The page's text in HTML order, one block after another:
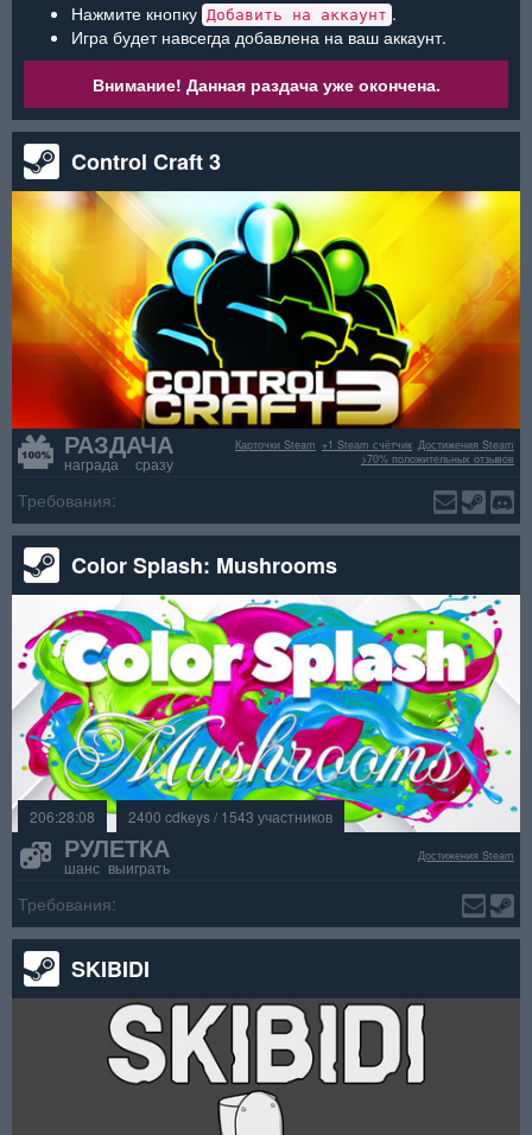
Нажмите кнопку Добавить на аккаунт .
Игра будет навсегда добавлена на ваш аккаунт.
Внимание! Данная раздача уже окончена.
Control Craft 3
РАЗДАЧА
награда сразу
Достижения Steam
+1 Steam счётчик
Карточки Steam
>70% положительных отзывов
Требования:
Color Splash: Mushrooms
206:28:08 2400 cdkeys / 1543 участников
РУЛЕТКА
шанс выиграть
Достижения Steam
Требования:
SKIBIDI